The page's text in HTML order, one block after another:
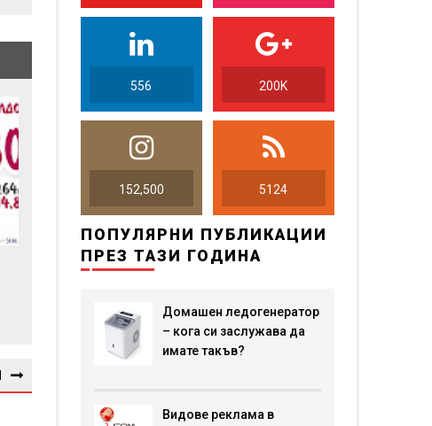
556 200K
152,500 5124
ПОПУЛЯРНИ ПУБЛИКАЦИИ
ПРЕЗ ТАЗИ ГОДИНА
Домашен ледогенератор
– кога си заслужава да
имате такъв?
Видове реклама в